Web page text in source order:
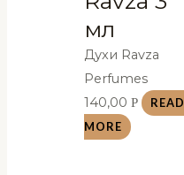
мл
Духи Ravza
Perfumes
140,00Р
READ
MORE